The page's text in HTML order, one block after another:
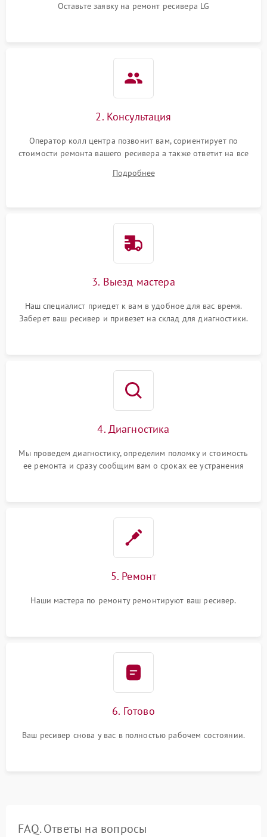
Оставьте заявку на ремонт ресивера LG
2. Консультация
Оператор колл центра позвонит вам, сориентирует по
стоимости ремонта вашего ресивера а также ответит на все
Подробнее
3. Выезд мастера
Наш специалист приедет к вам в удобное для вас время.
Заберет ваш ресивер и привезет на склад для диагностики.
4. Диагностика
Мы проведем диагностику, определим поломку и стоимость
ее ремонта и сразу сообщим вам о сроках ее устранения
5. Ремонт
Наши мастера по ремонту ремонтируют ваш ресивер.
6. Готово
Ваш ресивер снова у вас в полностью рабочем состоянии.
FAQ. Ответы на вопросы